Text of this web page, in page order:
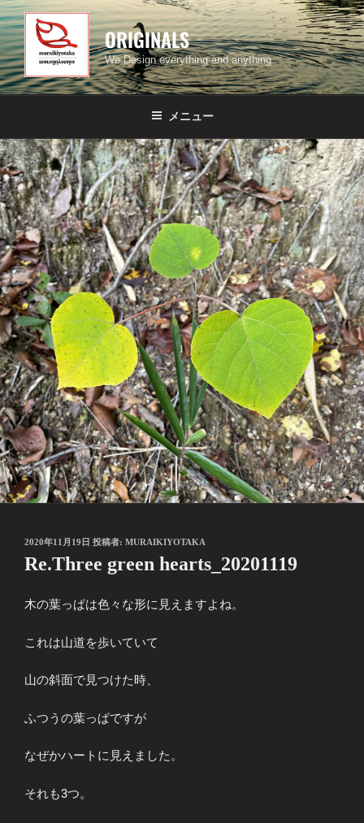
コ
ン
テ
ン
ツ
キ
ッ
プ
ORIGINALS
We Design everything and anything
メニュー
投
稿
日:
2020年11月19日 投稿者: MURAIKIYOTAKA
Re.Three green hearts_20201119
木の葉っぱは色々な形に見えますよね。
これは山道を歩いていて
山の斜面で見つけた時、
ふつうの葉っぱですが
なぜかハートに見えました。
それも3つ。